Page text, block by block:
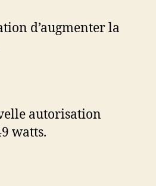
d’augmenter la
autorisation
watts.